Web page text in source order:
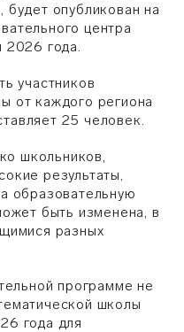
будет опубликован на
центра
2026 года.
участников
от каждого региона
25 человек.
школьников,
результаты,
образовательную
быть изменена, в
разных
программе не
школы
года для